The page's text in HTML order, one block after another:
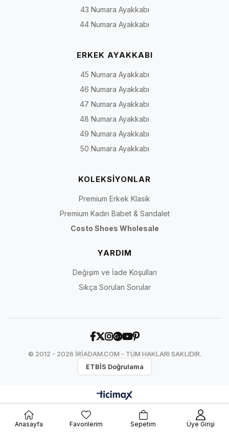
43 Numara Ayakkabı
44 Numara Ayakkabı
ERKEK AYAKKABI
45 Numara Ayakkabı
46 Numara Ayakkabı
47 Numara Ayakkabı
48 Numara Ayakkabı
49 Numara Ayakkabı
50 Numara Ayakkabı
KOLEKSİYONLAR
Premium Erkek Klasik
Premium Kadın Babet & Sandalet
Costo Shoes Wholesale
YARDIM
Değişim ve İade Koşulları
Sıkça Sorulan Sorular
© 2012 - 2026 İRİADAM.COM - TÜM HAKLARI SAKLIDIR.
ETBİS Doğrulama
Anasayfa Favorilerim Sepetim Üye Girişi